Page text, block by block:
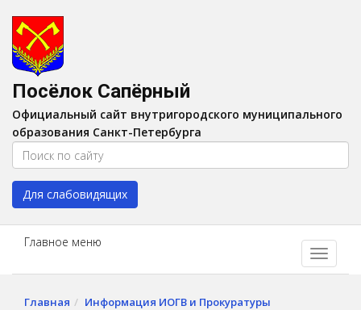
Изображения:
Цвет:A A
Посёлок Сапёрный
Официальный сайт внутригородского муниципального
образования Санкт-Петербурга
Для слабовидящих
Главное меню
Главная
Информация ИОГВ и Прокуратуры